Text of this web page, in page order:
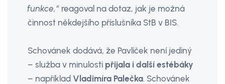
funkce,“ reagoval na dotaz, jak je možná
činnost někdejšího příslušníka StB v BIS.
Schovánek dodává, že Pavlíček není jediný
– služba v minulosti přijala i další estébáky
– například Vladimíra Palečka. Schovánek